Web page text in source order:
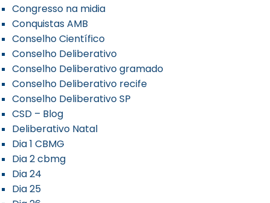
Congresso na midia
Conquistas AMB
Conselho Científico
Conselho Deliberativo
Conselho Deliberativo gramado
Conselho Deliberativo recife
Conselho Deliberativo SP
CSD – Blog
Deliberativo Natal
Dia 1 CBMG
Dia 2 cbmg
Dia 24
Dia 25